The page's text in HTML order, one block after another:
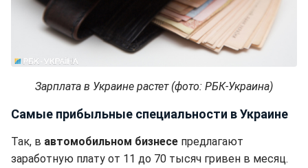
Зарплата в Украине растет (фото: РБК-Украина)
Самые прибыльные специальности в Украине
Так, в автомобильном бизнесе предлагают
заработную плату от 11 до 70 тысяч гривен в месяц.